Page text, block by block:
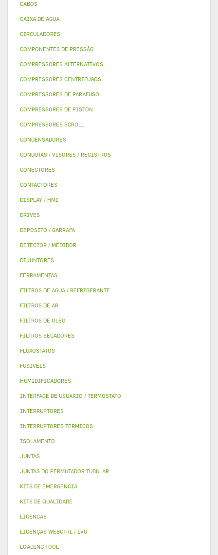
CABOS
CAIXA DE AGUA
CIRCULADORES
COMPONENTES DE PRESSÃO
COMPRESSORES ALTERNATIVOS
COMPRESSORES CENTRIFUGOS
COMPRESSORES DE PARAFUSO
COMPRESSORES DE PISTON
COMPRESSORES SCROLL
CONDENSADORES
CONDUTAS / VISORES / REGISTROS
CONECTORES
CONTACTORES
DISPLAY / HMI
DRIVES
DEPOSITO / GARRAFA
DETECTOR / MEDIDOR
DIJUNTORES
FERRAMENTAS
FILTROS DE AGUA / REFRIGERANTE
FILTROS DE AR
FILTROS DE OLEO
FILTROS SECADORES
FLUXOSTATOS
FUSIVEIS
HUMIDIFICADORES
INTERFACE DE USUARIO / TERMOSTATO
INTERRUPTORES
INTERRUPTORES TERMICOS
ISOLAMENTO
JUNTAS
JUNTAS DO PERMUTADOR TUBULAR
KITS DE EMERGENCIA
KITS DE QUALIDADE
LICENCAS
LICENÇAS WEBCTRL / IVU
LOADING TOOL